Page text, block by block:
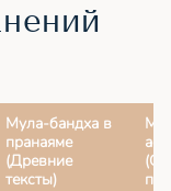
Мула-бандха в
пранаяме
(Древние
тексты)